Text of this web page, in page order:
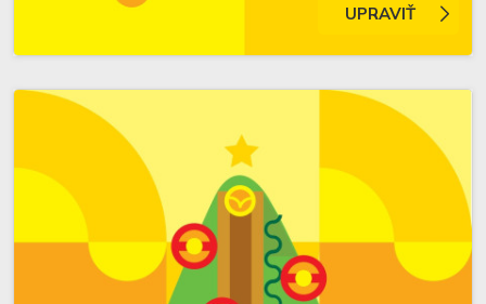
UPRAVIŤ